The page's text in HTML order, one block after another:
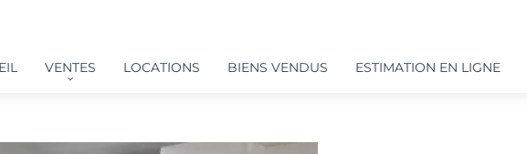
VENTES LOCATIONS BIENS VENDUS ESTIMATION EN LIGNE